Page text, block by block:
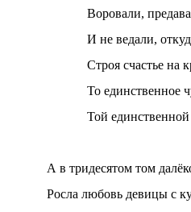
Воровали,
И не ведали,
Строя счастье на
То единственное
Той
А в тридесятом том
Росла любовь девицы с